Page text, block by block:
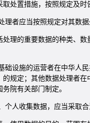
处置措施，按照规定及
理者应当按照规定对其数
处理的重要数据的种类、
础设施的运营者在中华人
规定；其他数据处理者
院有关部门制定。
个人收集数据，应当采取